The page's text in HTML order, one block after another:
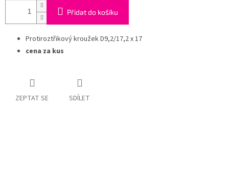
Přidat do košíku
Protiroztřikový kroužek D9,2/17,2 x 17
cena za kus
ZEPTAT SE SDÍLET